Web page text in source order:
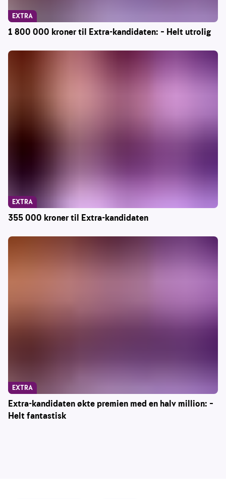
1 800 000 kroner til Extra-kandidaten: – Helt utrolig
EXTRA
355 000 kroner til Extra-kandidaten
EXTRA
Extra-kandidaten økte premien med en halv million: –
Helt fantastisk
EXTRA